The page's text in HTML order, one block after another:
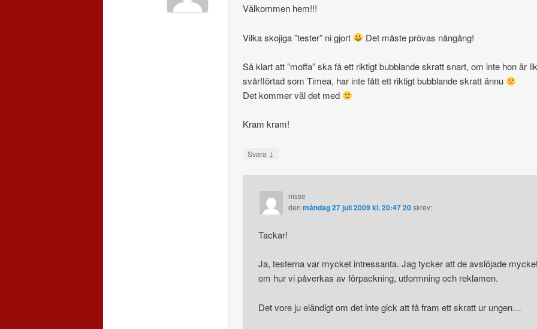
Välkommen hem!!!
Vilka skojiga ”tester” ni gjort Det måste prövas nångång!
Så klart att ”moffa” ska få ett riktigt bubblande skratt snart, om inte hon är
svårflörtad som Timea, har inte fått ett riktigt bubblande skratt ännu
Det kommer väl det med
Kram kram!
Svara ↓
nisse
den måndag 27 juli 2009 kl. 20:47 20skrev:
Tackar!
Ja, testerna var mycket intressanta. Jag tycker att de avslöjade
om hur vi påverkas av förpackning, utformning och reklamen.
Det vore ju eländigt om det inte gick att få fram ett skratt ur ungen…